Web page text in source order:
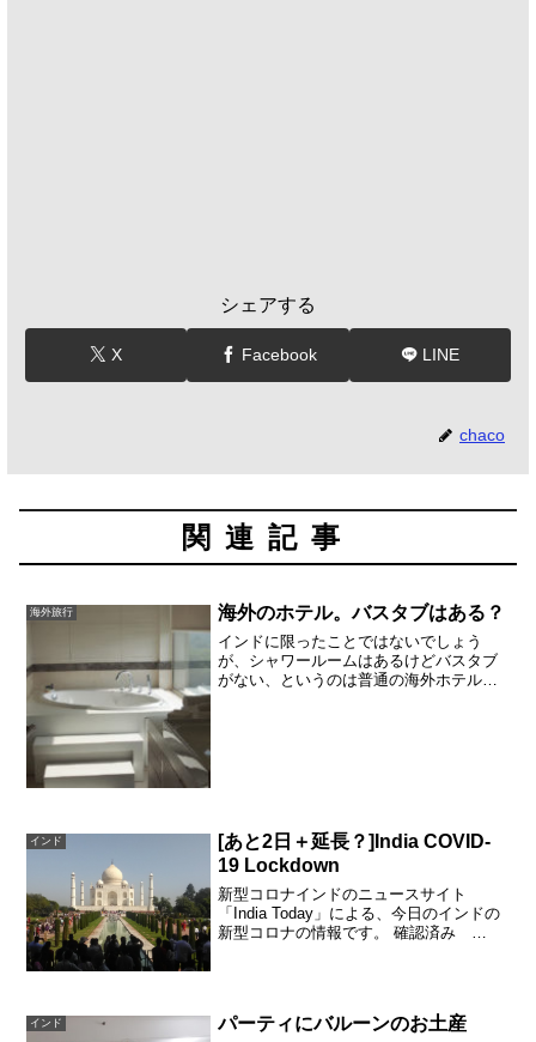
シェアする
X Facebook LINE
chaco
関連記事
海外旅行 海外のホテル。バスタブはある？
インドに限ったことではないでしょう
が、シャワールームはあるけどバスタブ
がない、というのは普通の海外ホテル
インド
[あと2日＋延長？]India COVID-
19 Lockdown
新型コロナインドのニュースサイト
「India Today」による、今日のインドの
新型コロナの情報です。 確認済み
インド パーティにバルーンのお土産